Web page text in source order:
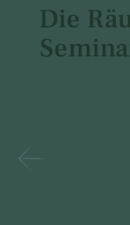
Die